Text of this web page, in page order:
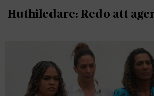
Huthiledare: Redo att